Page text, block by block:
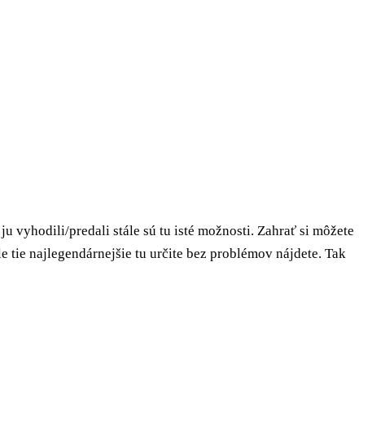
vyhodili/predali stále sú tu isté možnosti. Zahrať si môžete
tie najlegendárnejšie tu určite bez problémov nájdete. Tak